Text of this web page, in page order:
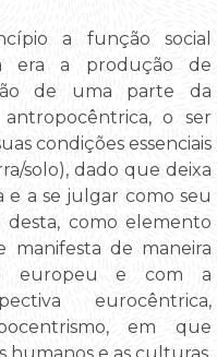
a função social
era a produção de
de uma parte da
o ser
condições essenciais
solo), dado que deixa
a se julgar como seu
desta, como elemento
manifesta de maneira
europeu e com a
eurocêntrica,
em que
humanos e as culturas.